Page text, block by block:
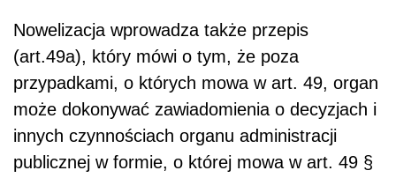
Nowelizacja wprowadza także przepis
(art.49a), który mówi o tym, że poza
przypadkami, o których mowa w art. 49, organ
może dokonywać zawiadomienia o decyzjach i
innych czynnościach organu administracji
publicznej w formie, o której mowa w art. 49 §